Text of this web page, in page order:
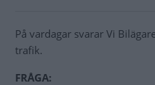
På vardagar svarar Vi
trafik.
FRÅGA: